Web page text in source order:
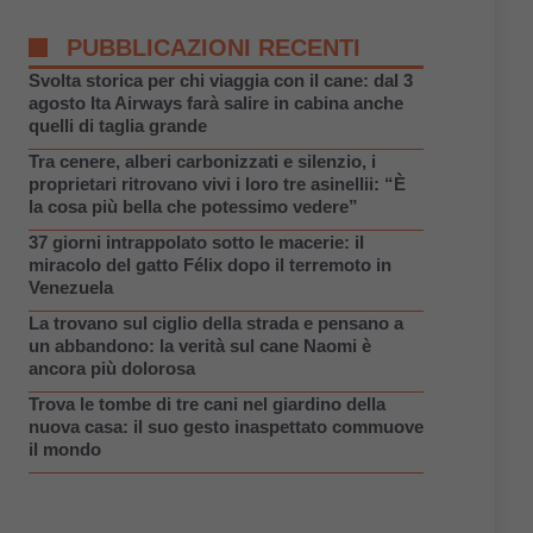
PUBBLICAZIONI RECENTI
Svolta storica per chi viaggia con il cane: dal 3
agosto Ita Airways farà salire in cabina anche
quelli di taglia grande
Tra cenere, alberi carbonizzati e silenzio, i
proprietari ritrovano vivi i loro tre asinellii: “È
la cosa più bella che potessimo vedere”
37 giorni intrappolato sotto le macerie: il
miracolo del gatto Félix dopo il terremoto in
Venezuela
La trovano sul ciglio della strada e pensano a
un abbandono: la verità sul cane Naomi è
ancora più dolorosa
Trova le tombe di tre cani nel giardino della
nuova casa: il suo gesto inaspettato commuove
il mondo